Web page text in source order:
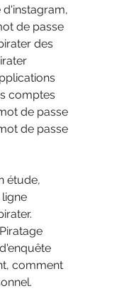
d'instagram,
de passe
des
comptes
de passe
de passe
étude,
comment